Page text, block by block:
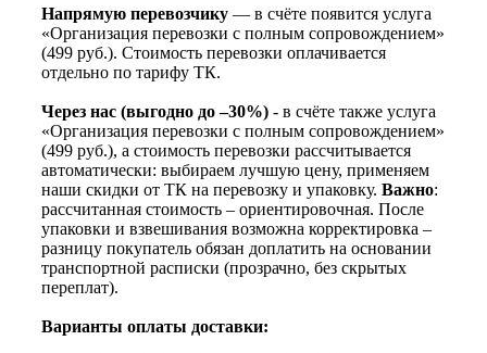
Напрямую перевозчику — в счёте появится услуга
«Организация перевозки с полным сопровождением»
(499 руб.). Стоимость перевозки оплачивается
отдельно по тарифу ТК.
Через нас (выгодно до –30%) - в счёте также услуга
«Организация перевозки с полным сопровождением»
(499 руб.), а стоимость перевозки рассчитывается
автоматически: выбираем лучшую цену, применяем
наши скидки от ТК на перевозку и упаковку. Важно:
рассчитанная стоимость – ориентировочная. После
упаковки и взвешивания возможна корректировка –
разницу покупатель обязан доплатить на основании
транспортной расписки (прозрачно, без скрытых
переплат).
Варианты оплаты доставки: